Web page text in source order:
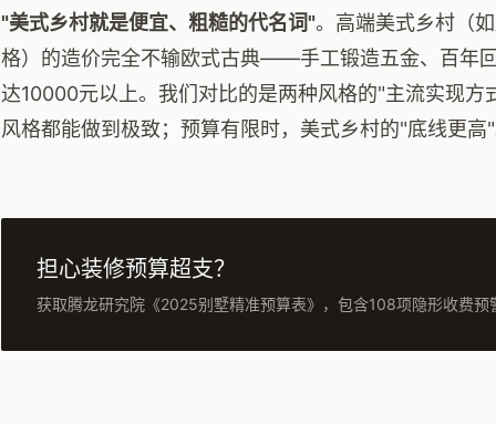
"美式乡村就是便宜、粗糙的代名词"。高端美式乡村（
格）的造价完全不输欧式古典——手工锻造五金、百年
达10000元以上。我们对比的是两种风格的"主流实现
风格都能做到极致；预算有限时，美式乡村的"底线更高"
担心装修预算超支？
获取腾龙研究院《2025别墅精准预算表》，包含108项隐形收费预